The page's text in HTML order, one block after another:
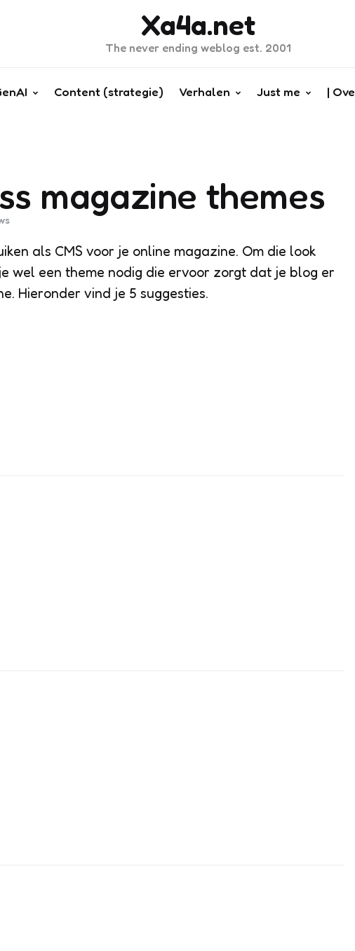
Xa4a.net
The never ending weblog est. 2001
Content (strategie) Verhalen Just me |
magazine themes
als CMS voor je online magazine. Om die look
wel een theme nodig die ervoor zorgt dat je blog er
Hieronder vind je 5 suggesties.